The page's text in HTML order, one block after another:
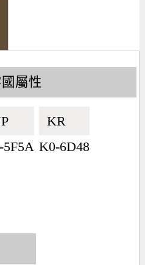
屬性
5F5A
KR🇰🇷
K0-6D48